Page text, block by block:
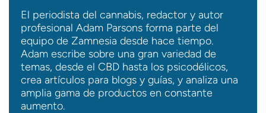
El periodista del cannabis, redactor y autor
profesional Adam Parsons forma parte del
equipo de Zamnesia desde hace tiempo.
Adam escribe sobre una gran variedad de
temas, desde el CBD hasta los psicodélicos,
crea artículos para blogs y guías, y analiza una
amplia gama de productos en constante
aumento.